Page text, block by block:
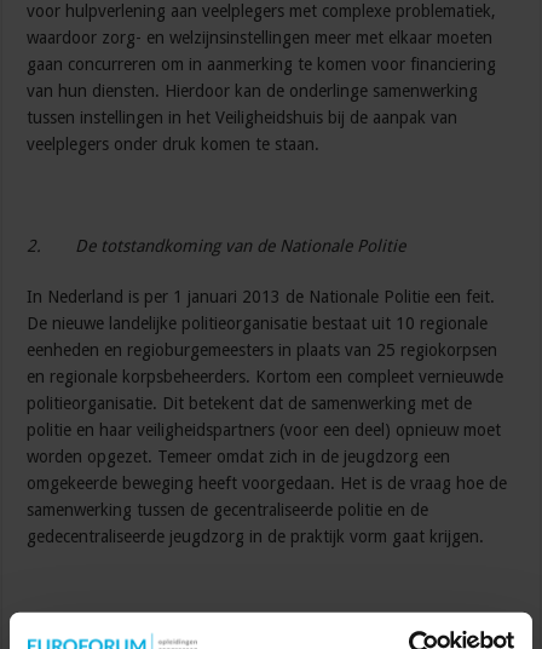
voor hulpverlening aan veelplegers met complexe problematiek,
waardoor zorg- en welzijnsinstellingen meer met elkaar moeten
gaan concurreren om in aanmerking te komen voor financiering
van hun diensten. Hierdoor kan de onderlinge samenwerking
tussen instellingen in het Veiligheidshuis bij de aanpak van
veelplegers onder druk komen te staan.
2. De totstandkoming van de Nationale Politie
In Nederland is per 1 januari 2013 de Nationale Politie een feit.
De nieuwe landelijke politieorganisatie bestaat uit 10 regionale
eenheden en regioburgemeesters in plaats van 25 regiokorpsen
en regionale korpsbeheerders. Kortom een compleet vernieuwde
politieorganisatie. Dit betekent dat de samenwerking met de
politie en haar veiligheidspartners (voor een deel) opnieuw moet
worden opgezet. Temeer omdat zich in de jeugdzorg een
omgekeerde beweging heeft voorgedaan. Het is de vraag hoe de
samenwerking tussen de gecentraliseerde politie en de
gedecentraliseerde jeugdzorg in de praktijk vorm gaat krijgen.
3.Gemeentelijke regierol op zorg en veiligheid